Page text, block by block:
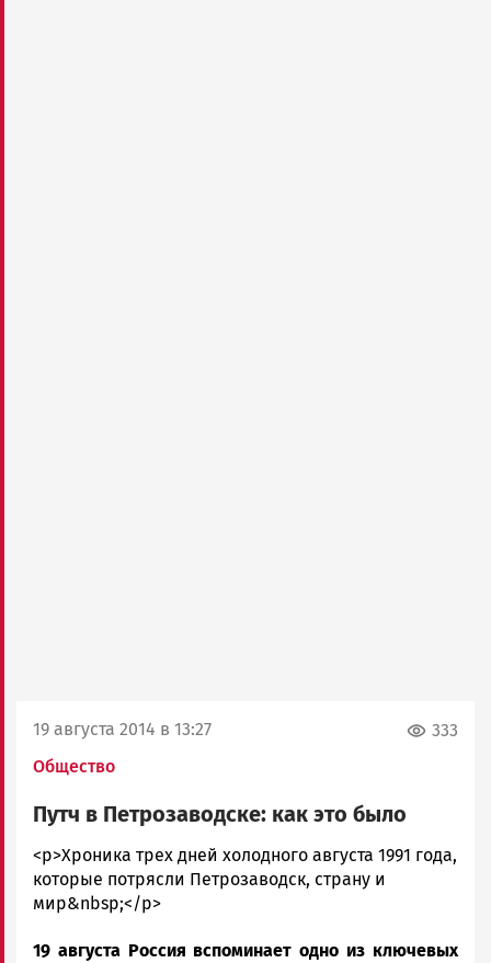
19 августа 2014 в 13:27
Общество
333
Путч в Петрозаводске: как это было
admintimur
Новости
Петрозаводска
Карелии
<p>Хроника трех дней холодного августа 1991 года,
которые потрясли Петрозаводск, страну и
мир&nbsp;</p>
19 августа Россия вспоминает одно из ключевых